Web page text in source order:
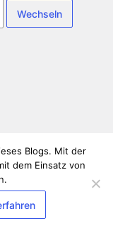
Blogs. Mit der
dem Einsatz von